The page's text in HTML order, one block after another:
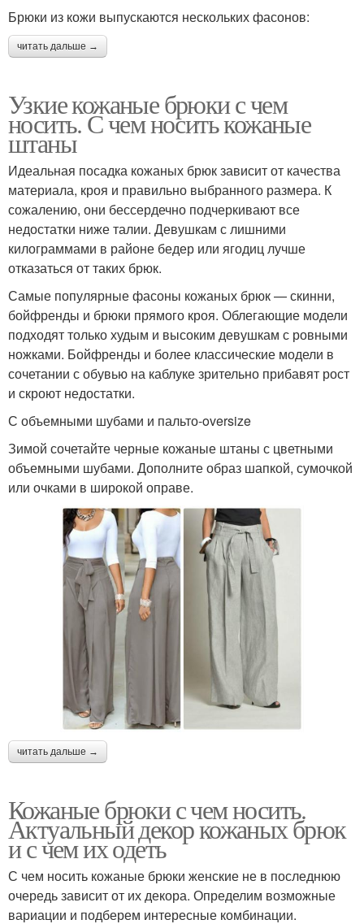
Брюки из кожи выпускаются нескольких фасонов:
читать дальше →
Узкие кожаные брюки с чем
носить. С чем носить кожаные
штаны
Идеальная посадка кожаных брюк зависит от качества
материала, кроя и правильно выбранного размера. К
сожалению, они бессердечно подчеркивают все
недостатки ниже талии. Девушкам с лишними
килограммами в районе бедер или ягодиц лучше
отказаться от таких брюк.
Самые популярные фасоны кожаных брюк — скинни,
бойфренды и брюки прямого кроя. Облегающие модели
подходят только худым и высоким девушкам с ровными
ножками. Бойфренды и более классические модели в
сочетании с обувью на каблуке зрительно прибавят рост
и скроют недостатки.
С объемными шубами и пальто-oversize
Зимой сочетайте черные кожаные штаны с цветными
объемными шубами. Дополните образ шапкой, сумочкой
или очками в широкой оправе.
читать дальше →
Кожаные брюки с чем носить.
Актуальный декор кожаных брюк
и с чем их одеть
С чем носить кожаные брюки женские не в последнюю
очередь зависит от их декора. Определим возможные
вариации и подберем интересные комбинации.